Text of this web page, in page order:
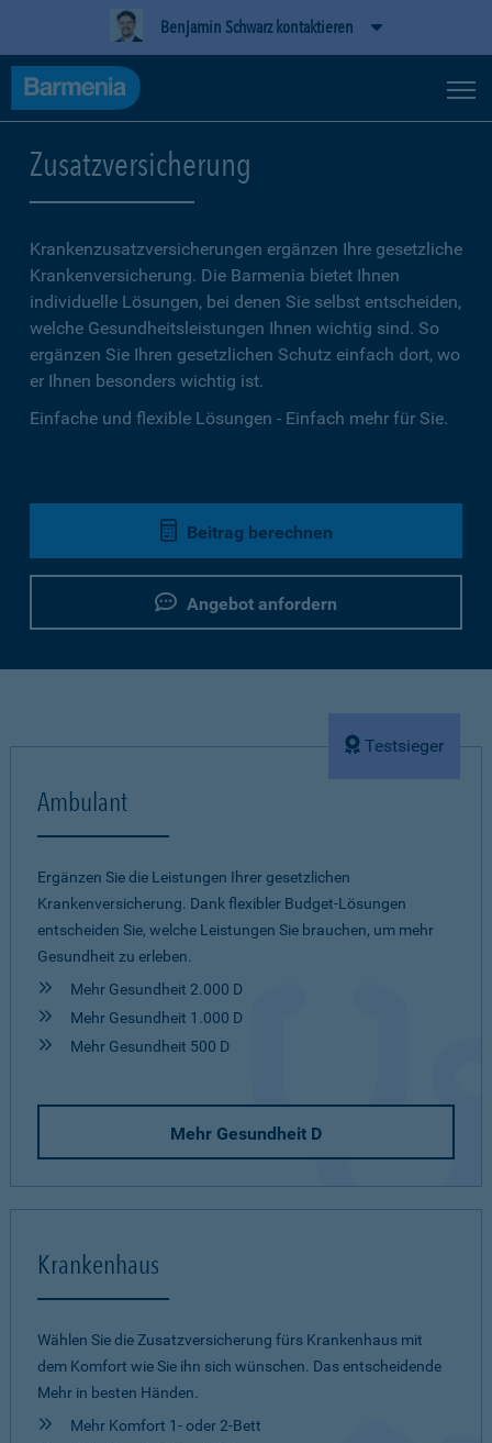
Benjamin Schwarz kontaktieren
Zusatzversicherung
Krankenzusatzversicherungen ergänzen Ihre gesetzliche
Kranken­versicherung. Die Barmenia bietet Ihnen
individuelle Lösungen, bei denen Sie selbst entscheiden,
welche Gesundheitsleistungen Ihnen wichtig sind. So
ergänzen Sie Ihren gesetzlichen Schutz einfach dort, wo
er Ihnen besonders wichtig ist.
Einfache und flexible Lösungen - Einfach mehr für Sie.
Beitrag berechnen
Angebot anfordern
Testsieger
Ambulant
Ergänzen Sie die Leistungen Ihrer gesetzlichen
Krankenversicherung. Dank flexibler Budget-Lösungen
entscheiden Sie, welche Leistungen Sie brauchen, um mehr
Gesundheit zu erleben.
Mehr Gesundheit 2.000 D
Mehr Gesundheit 1.000 D
Mehr Gesundheit 500 D
Mehr Gesundheit D
Krankenhaus
Wählen Sie die Zusatzversicherung fürs Krankenhaus mit
dem Komfort wie Sie ihn sich wünschen. Das entscheidende
Mehr in besten Händen.
Mehr Komfort 1- oder 2-Bett